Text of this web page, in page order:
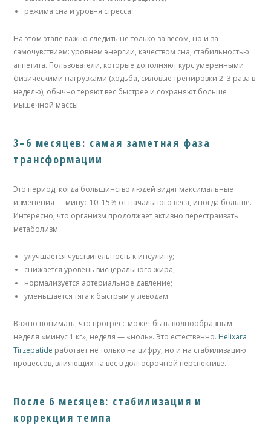
режима сна и уровня стресса.
На этом этапе важно следить не только за весом, но и за
самочувствием: уровнем энергии, качеством сна, стабильностью
аппетита. Пользователи, которые дополняют курс умеренными
физическими нагрузками (ходьба, силовые тренировки 2–3 раза в
неделю), обычно теряют вес быстрее и сохраняют больше
мышечной массы.
3–6 месяцев: самая заметная фаза
трансформации
Это период, когда большинство людей видят максимальные
изменения — минус 10–15% от начального веса, иногда больше.
Интересно, что организм продолжает активно перестраивать
метаболизм:
улучшается чувствительность к инсулину;
снижается уровень висцерального жира;
нормализуется артериальное давление;
уменьшается тяга к быстрым углеводам.
Важно понимать, что прогресс может быть волнообразным:
неделя «минус 1 кг», неделя — «ноль». Это естественно. Helixara
Tirzepatide работает не только на цифру, но и на стабилизацию
процессов, влияющих на вес в долгосрочной перспективе.
После 6 месяцев: стабилизация и
коррекция темпа